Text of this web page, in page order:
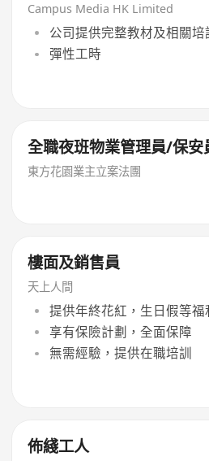
Campus Media HK Limited
公司提供完整教材及相關培
彈性工時
全職夜班物業管理員/保安
東方花園業主立案法團
樓面及銷售員
天上人間
提供年終花紅，生日假等福
享有保險計劃，全面保障
無需經驗，提供在職培訓
佈綫工人